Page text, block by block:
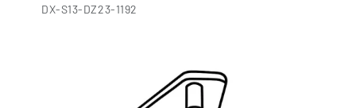
DX-S13-DZ23-1192